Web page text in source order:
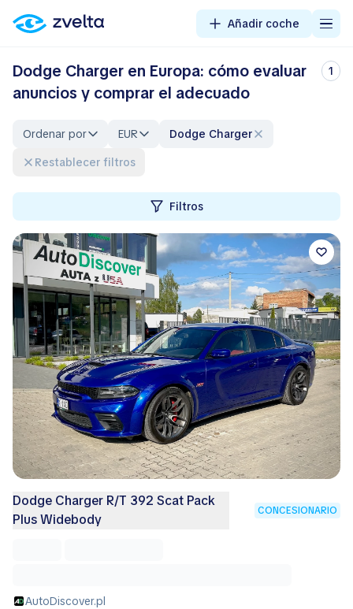
Añadir coche
Dodge Charger en Europa: cómo evaluar
anuncios y comprar el adecuado
1
Ordenar por EUR
Dodge Charger
Restablecer filtros
Filtros
Dodge Charger R/T 392 Scat Pack
Plus Widebody
CONCESIONARIO
AutoDiscover.pl